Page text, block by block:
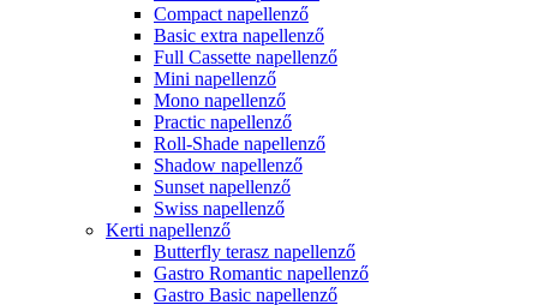
Compact napellenző
Basic extra napellenző
Full Cassette napellenző
Mini napellenző
Mono napellenző
Practic napellenző
Roll-Shade napellenző
Shadow napellenző
Sunset napellenző
Swiss napellenző
Kerti napellenző
Butterfly terasz napellenző
Gastro Romantic napellenző
Gastro Basic napellenző